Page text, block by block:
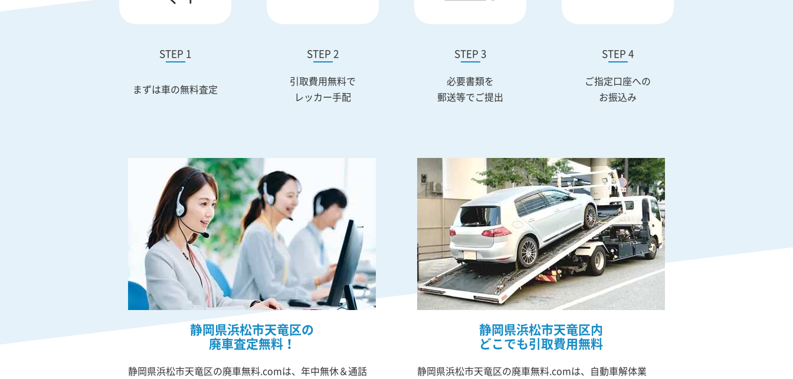
STEP 1
まずは車の無料査定
STEP 2
引取費用無料で
レッカー手配
STEP 3
必要書類を
郵送等でご提出
STEP 4
ご指定口座への
お振込み
静岡県浜松市天竜区の
廃車査定無料！
静岡県浜松市天竜区の廃車無料.comは、年中無休＆通話
静岡県浜松市天竜区内
どこでも引取費用無料
静岡県浜松市天竜区の廃車無料.comは、自動車解体業